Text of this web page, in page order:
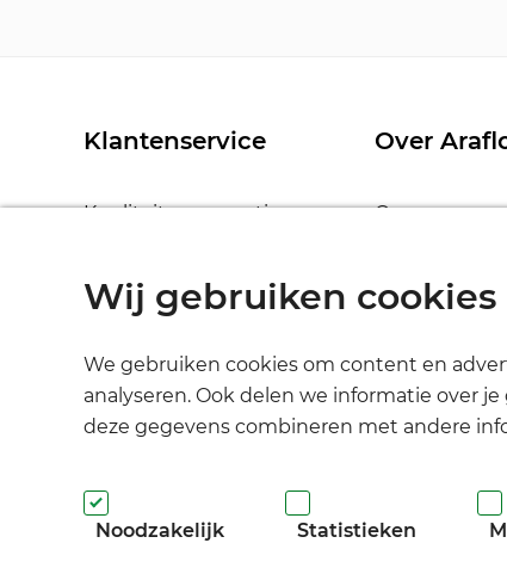
Klantenservice
Kwaliteit en garantie
Uitpakken en verzorging
Prijzen en betalingen
Contact
Over
Over ons
Privacy
Disclaimer
© Araflora 2003-2026. Alle rechten
Wij gebruiken cookies
We gebruiken cookies om content en
analyseren. Ook delen we informatie over
deze gegevens combineren met andere
Noodzakelijk Statistieken